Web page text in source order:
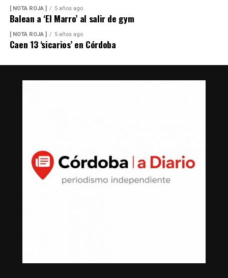
[ NOTA ROJA ] 5 años ago
Balean a ‘El Marro’ al salir de gym
[ NOTA ROJA ] 5 años ago
Caen 13 ‘sicarios’ en Córdoba